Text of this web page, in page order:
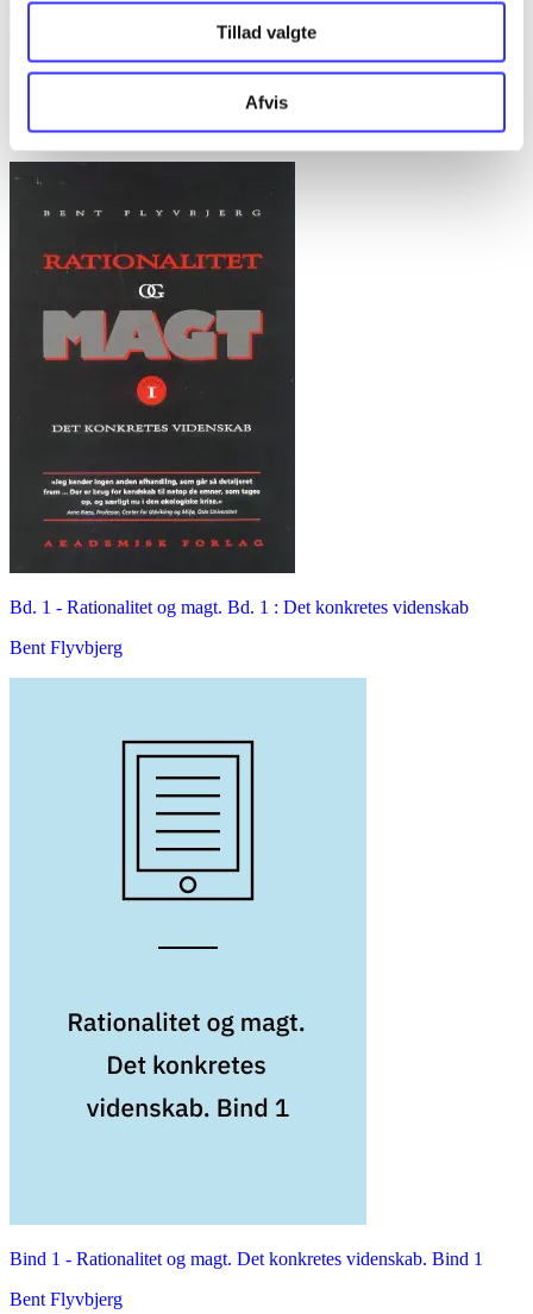
Tillad valgte
Afvis
Rationalitet og magt. Bd. 1 : Det konkretes videnskab
Bent Flyvbjerg
Bd. 1 - Rationalitet og magt. Bd. 1 : Det konkretes videnskab
Bent Flyvbjerg
Bind 1 - Rationalitet og magt. Det konkretes videnskab. Bind 1
Bent Flyvbjerg